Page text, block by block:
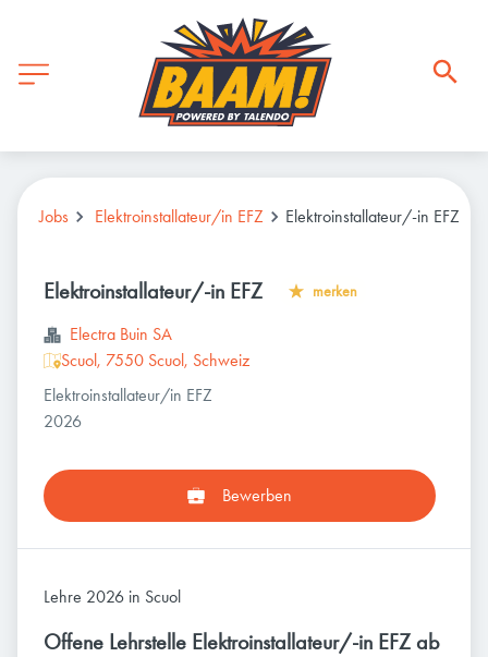
Jobs Elektroinstallateur/in EFZ Elektroinstallateur/-in EFZ
Elektroinstallateur/-in EFZ merken
Electra Buin SA
Scuol, 7550 Scuol, Schweiz
Elektroinstallateur/in EFZ
2026
Bewerben
Lehre 2026 in Scuol
Offene Lehrstelle Elektroinstallateur/-in EFZ ab